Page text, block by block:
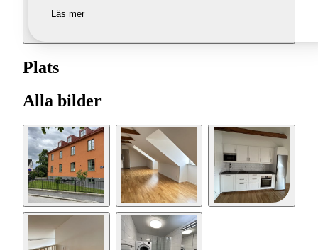
Läs mer
Plats
Alla bilder